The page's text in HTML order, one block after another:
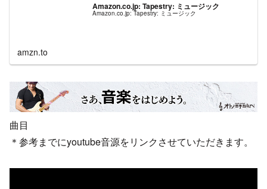
Amazon.co.jp: Tapestry: ミュージック
Amazon.co.jp: Tapestry: ミュージック
amzn.to
曲目
＊参考までにyoutube音源をリンクさせていただきます。